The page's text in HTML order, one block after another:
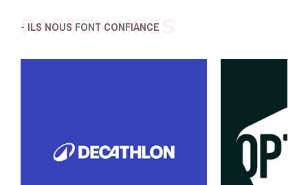
- ILS NOUS FONT CONFIANCE
PARTENAIRES